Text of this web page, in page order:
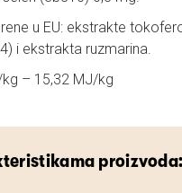
u EU: ekstrakte
i ekstrakta ruzmarina.
– 15,32 MJ/kg
proizvoda: